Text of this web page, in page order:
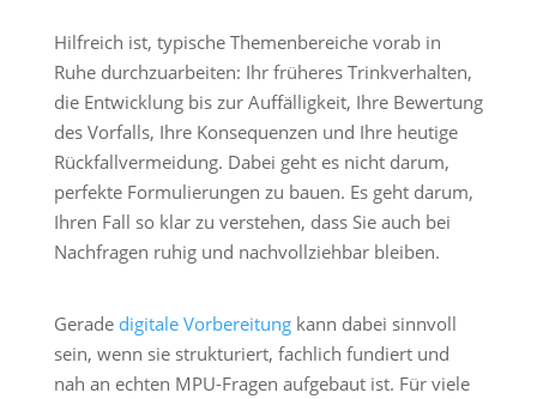
Hilfreich ist, typische Themenbereiche vorab in
Ruhe durchzuarbeiten: Ihr früheres Trinkverhalten,
die Entwicklung bis zur Auffälligkeit, Ihre Bewertung
des Vorfalls, Ihre Konsequenzen und Ihre heutige
Rückfallvermeidung. Dabei geht es nicht darum,
perfekte Formulierungen zu bauen. Es geht darum,
Ihren Fall so klar zu verstehen, dass Sie auch bei
Nachfragen ruhig und nachvollziehbar bleiben.
Gerade digitale Vorbereitungkann dabei sinnvoll
sein, wenn sie strukturiert, fachlich fundiert und
nah an echten MPU-Fragen aufgebaut ist. Für viele